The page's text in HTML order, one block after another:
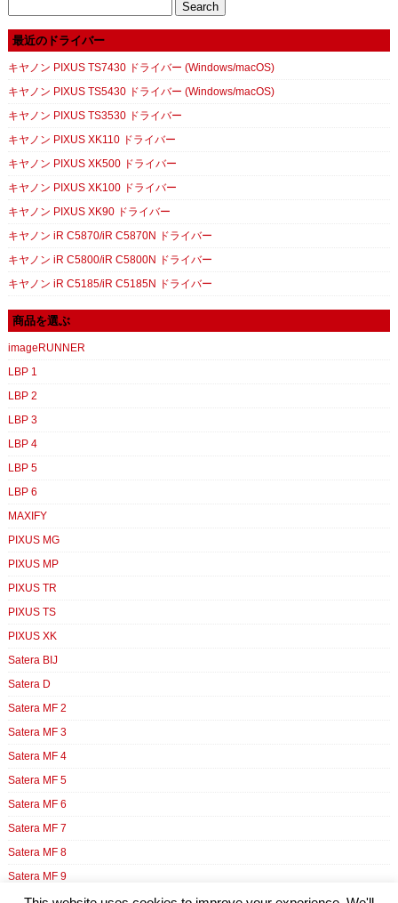
最近のドライバー
キヤノン PIXUS TS7430 ドライバー (Windows/macOS)
キヤノン PIXUS TS5430 ドライバー (Windows/macOS)
キヤノン PIXUS TS3530 ドライバー
キヤノン PIXUS XK110 ドライバー
キヤノン PIXUS XK500 ドライバー
キヤノン PIXUS XK100 ドライバー
キヤノン PIXUS XK90 ドライバー
キヤノン iR C5870/iR C5870N ドライバー
キヤノン iR C5800/iR C5800N ドライバー
キヤノン iR C5185/iR C5185N ドライバー
商品を選ぶ
imageRUNNER
LBP 1
LBP 2
LBP 3
LBP 4
LBP 5
LBP 6
MAXIFY
PIXUS MG
PIXUS MP
PIXUS TR
PIXUS TS
PIXUS XK
Satera BIJ
Satera D
Satera MF 2
Satera MF 3
Satera MF 4
Satera MF 5
Satera MF 6
Satera MF 7
Satera MF 8
Satera MF 9
Satera N